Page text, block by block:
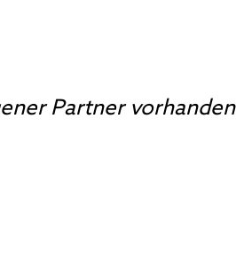
Partner vorhanden